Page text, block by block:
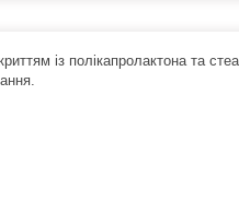
із полікапролактона та